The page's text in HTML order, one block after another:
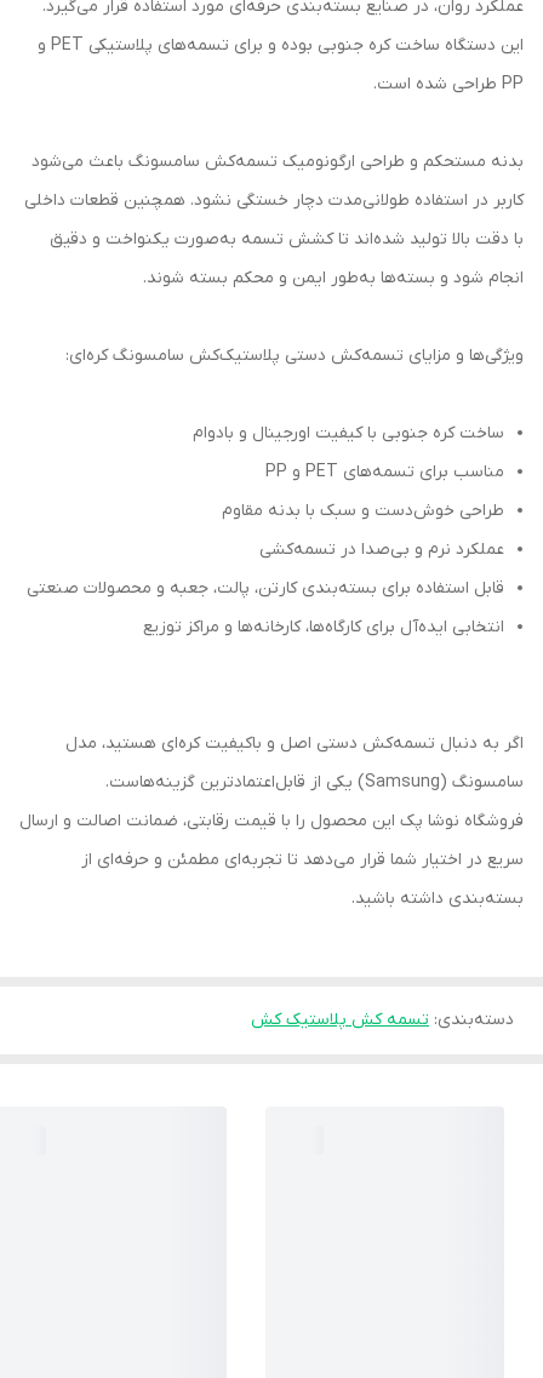
عملکرد روان، در صنایع بسته‌بندی حرفه‌ای مورد استفاده قرار می‌گیرد.
این دستگاه ساخت کره جنوبی بوده و برای تسمه‌های پلاستیکی PET و
PP طراحی شده است.
بدنه مستحکم و طراحی ارگونومیک تسمه‌کش سامسونگ باعث می‌شود
کاربر در استفاده طولانی‌مدت دچار خستگی نشود. همچنین قطعات داخلی
با دقت بالا تولید شده‌اند تا کشش تسمه به‌صورت یکنواخت و دقیق
انجام شود و بسته‌ها به‌طور ایمن و محکم بسته شوند.
ویژگی‌ها و مزایای تسمه‌کش دستی پلاستیک‌کش سامسونگ کره‌ای:
ساخت کره جنوبی با کیفیت اورجینال و بادوام
مناسب برای تسمه‌های PET و PP
طراحی خوش‌دست و سبک با بدنه مقاوم
عملکرد نرم و بی‌صدا در تسمه‌کشی
قابل استفاده برای بسته‌بندی کارتن، پالت، جعبه و محصولات صنعتی
انتخابی ایده‌آل برای کارگاه‌ها، کارخانه‌ها و مراکز توزیع
اگر به دنبال تسمه‌کش دستی اصل و باکیفیت کره‌ای هستید، مدل
سامسونگ (Samsung) یکی از قابل‌اعتمادترین گزینه‌هاست.
فروشگاه نوشا پک این محصول را با قیمت رقابتی، ضمانت اصالت و ارسال
سریع در اختیار شما قرار می‌دهد تا تجربه‌ای مطمئن و حرفه‌ای از
بسته‌بندی داشته باشید.
دسته‌بندی: تسمه کش پلاستیک کش